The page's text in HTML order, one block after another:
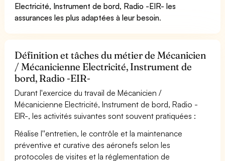
Electricité, Instrument de bord, Radio -EIR- les
assurances les plus adaptées à leur besoin.
Définition et tâches du métier de Mécanicien
/ Mécanicienne Electricité, Instrument de
bord, Radio -EIR-
Durant l'exercice du travail de Mécanicien /
Mécanicienne Electricité, Instrument de bord, Radio -
EIR-, les activités suivantes sont souvent pratiquées :
Réalise l''entretien, le contrôle et la maintenance
préventive et curative des aéronefs selon les
protocoles de visites et la réglementation de